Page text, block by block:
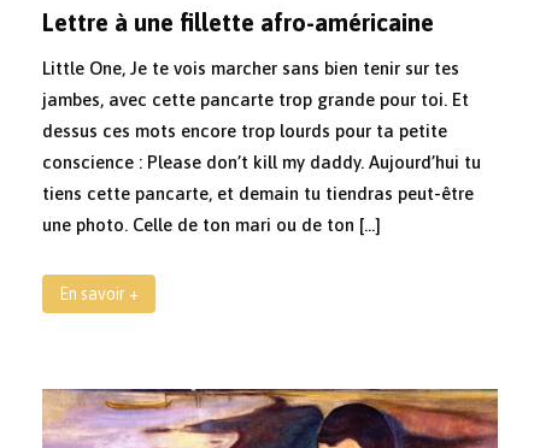
Lettre à une fillette afro-américaine
Little One, Je te vois marcher sans bien tenir sur tes
jambes, avec cette pancarte trop grande pour toi. Et
dessus ces mots encore trop lourds pour ta petite
conscience : Please don’t kill my daddy. Aujourd’hui tu
tiens cette pancarte, et demain tu tiendras peut-être
une photo. Celle de ton mari ou de ton […]
En savoir +